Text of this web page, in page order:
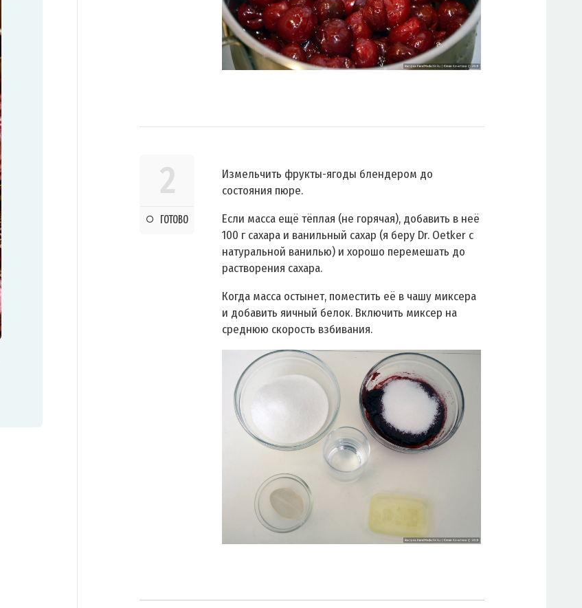
2
ГОТОВО
Измельчить фрукты-ягоды блендером до
состояния пюре.
Если масса ещё тёплая (не горячая), добавить в неё
100 г сахара и ванильный сахар (я беру Dr. Oetker с
натуральной ванилью) и хорошо перемешать до
растворения сахара.
Когда масса остынет, поместить её в чашу миксера
и добавить яичный белок. Включить миксер на
среднюю скорость взбивания.